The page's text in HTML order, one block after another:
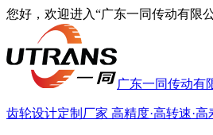
您好，欢迎进入“广东一同传动有限
广东一同传动有
齿轮设计定制厂家 高精度·高转速·高